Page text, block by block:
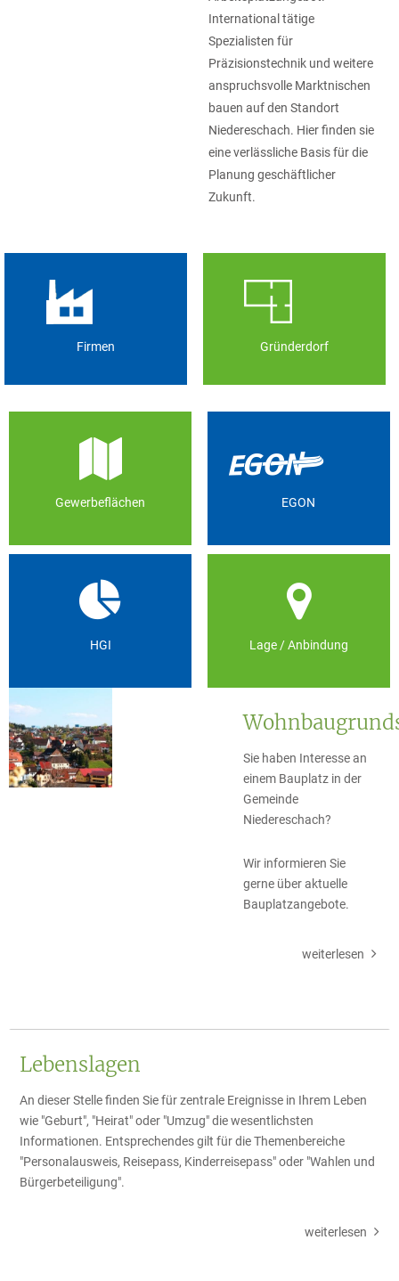
International tätige
Spezialisten für
Präzisionstechnik und weitere
anspruchsvolle Marktnischen
bauen auf den Standort
Niedereschach. Hier finden sie
eine verlässliche Basis für die
Planung geschäftlicher
Zukunft.
Firmen Gründerdorf
Gewerbeflächen EGON
HGI Lage / Anbindung
Sie haben Interesse an
einem Bauplatz in der
Gemeinde
Niedereschach?
Wir informieren Sie
gerne über aktuelle
Bauplatzangebote.
weiterlesen
Lebenslagen
An dieser Stelle finden Sie für zentrale Ereignisse in Ihrem Leben
wie "Geburt", "Heirat" oder "Umzug" die wesentlichsten
Informationen. Entsprechendes gilt für die Themenbereiche
"Personalausweis, Reisepass, Kinderreisepass" oder "Wahlen und
Bürgerbeteiligung".
weiterlesen